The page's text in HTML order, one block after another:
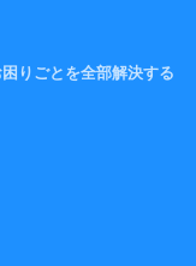
りごとを全部解決する